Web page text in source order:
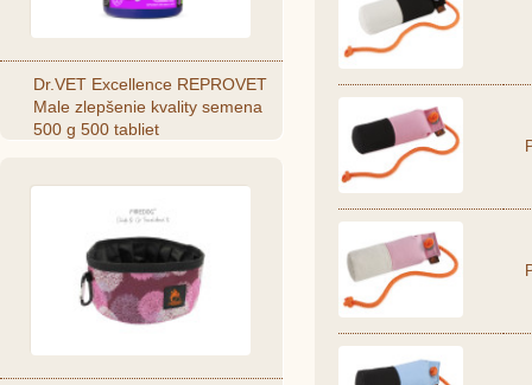
Dr.VET Excellence REPROVET
Male zlepšenie kvality semena
500 g 500 tabliet